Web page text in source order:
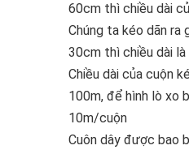
60cm thì chiều dài
Chúng ta kéo dãn ra
30cm thì chiều dài là
Chiều dài của cuộn
100m, để hình lò xo
10m/cuộn
Cuôn dây được bao